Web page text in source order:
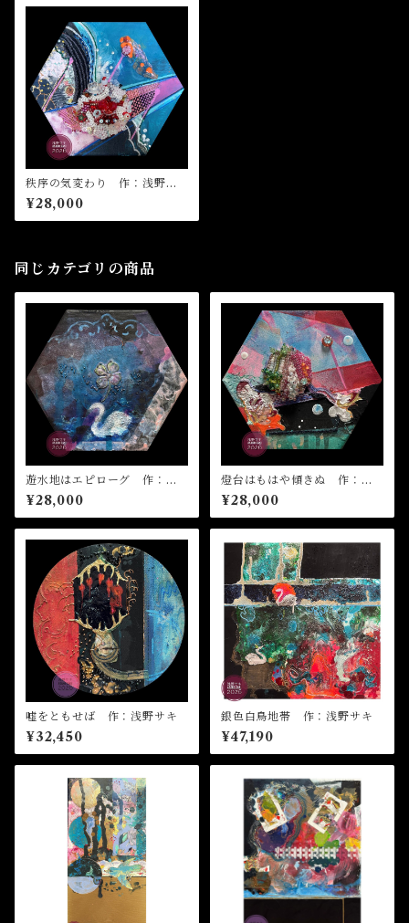
秩序の気変わり 作：浅野サ
キ
¥28,000
同じカテゴリの商品
遊水地はエピローグ 作：浅
野サキ
¥28,000
燈台はもはや傾きぬ 作：浅
野サキ
¥28,000
嘘をともせば 作：浅野サキ
¥32,450
銀色白鳥地帯 作：浅野サキ
¥47,190